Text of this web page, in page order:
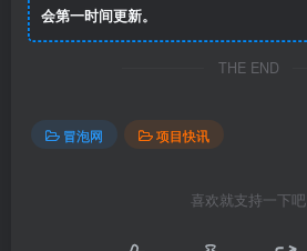
会第一时间更新。
THE END
冒泡网 项目快讯
喜欢就支持一下吧